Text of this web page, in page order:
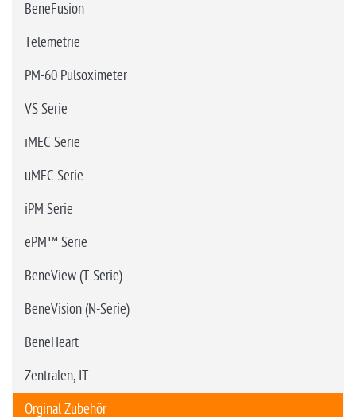
BeneFusion
Telemetrie
PM-60 Pulsoximeter
VS Serie
iMEC Serie
uMEC Serie
iPM Serie
ePM™ Serie
BeneView (T-Serie)
BeneVision (N-Serie)
BeneHeart
Zentralen, IT
Orginal Zubehör